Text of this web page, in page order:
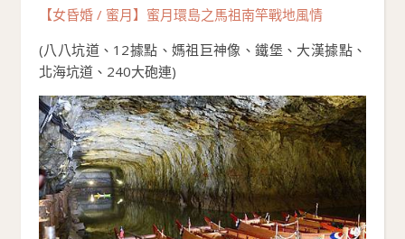
【女昏婚 / 蜜月】蜜月環島之馬祖南竿戰地風情
(八八坑道、12據點、媽祖巨神像、鐵堡、大漢據點、
北海坑道、240大砲連)